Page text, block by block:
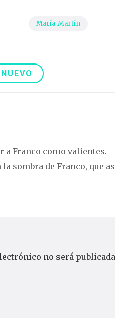
María Martín
a Franco como valientes.
sombra de Franco, que
no será